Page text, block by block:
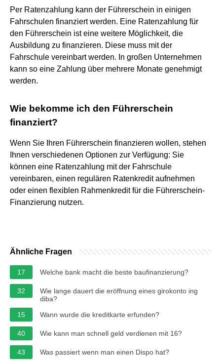
Per Ratenzahlung kann der Führerschein in einigen
Fahrschulen finanziert werden. Eine Ratenzahlung für
den Führerschein ist eine weitere Möglichkeit, die
Ausbildung zu finanzieren. Diese muss mit der
Fahrschule vereinbart werden. In großen Unternehmen
kann so eine Zahlung über mehrere Monate genehmigt
werden.
Wie bekomme ich den Führerschein
finanziert?
Wenn Sie Ihren Führerschein finanzieren wollen, stehen
Ihnen verschiedenen Optionen zur Verfügung: Sie
können eine Ratenzahlung mit der Fahrschule
vereinbaren, einen regulären Ratenkredit aufnehmen
oder einen flexiblen Rahmenkredit für die Führerschein-
Finanzierung nutzen.
Ähnliche Fragen
17 Welche bank macht die beste baufinanzierung?
32
Wie lange dauert die eröffnung eines girokonto ing
diba?
15
Wann wurde die kreditkarte erfunden?
40 Wie kann man schnell geld verdienen mit 16?
43 Was passiert wenn man einen Dispo hat?